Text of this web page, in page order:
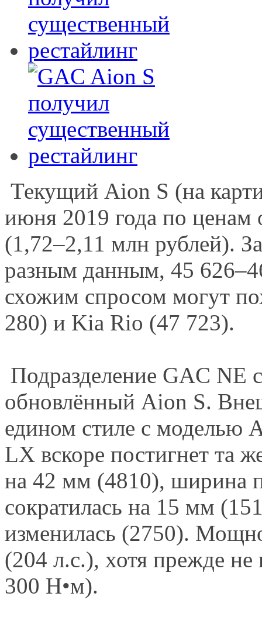
Текущий Aion S (на
июня 2019 года по ценам
(1,72–2,11 млн рублей).
разным данным, 45
схожим спросом могут
280) и Kia Rio (47 723).
Подразделение GAC NE
обновлённый Aion S.
едином стиле с моделью
LX вскоре постигнет та
на 42 мм (4810), ширина
сократилась на 15 мм
изменилась (2750).
(204 л.с.), хотя прежде
300 Н•м).